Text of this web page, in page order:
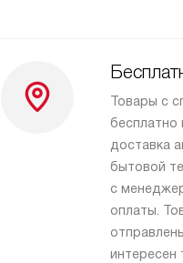
Товары с
доставка
бытовой
с
оплаты.
интересен